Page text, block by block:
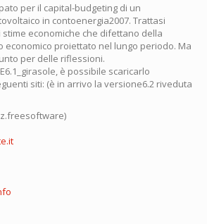
per il capital-budgeting di un
in contoenergia2007. Trattasi
economiche che difettano della
economico proiettato nel lungo periodo. Ma
per delle riflessioni.
è possibile scaricarlo
siti: (è in arrivo la versione6.2 riveduta